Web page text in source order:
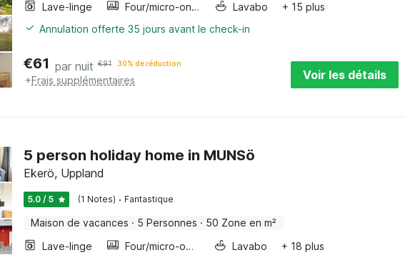
Lave-linge
Four/micro-onde combinés Lavabo
+ 15 plus
Annulation offerte 35 jours avant le check-in
€61 par nuit €91 30% de réduction
+Frais supplémentaires Voir les détails
5 person holiday home in MUNSö
Ekerö, Uppland
5.0 / 5 (1 Notes) · Fantastique
Maison de vacances · 5 Personnes · 50 Zone en m²
Lave-linge
Four/micro-onde combinés Lavabo
+ 18 plus